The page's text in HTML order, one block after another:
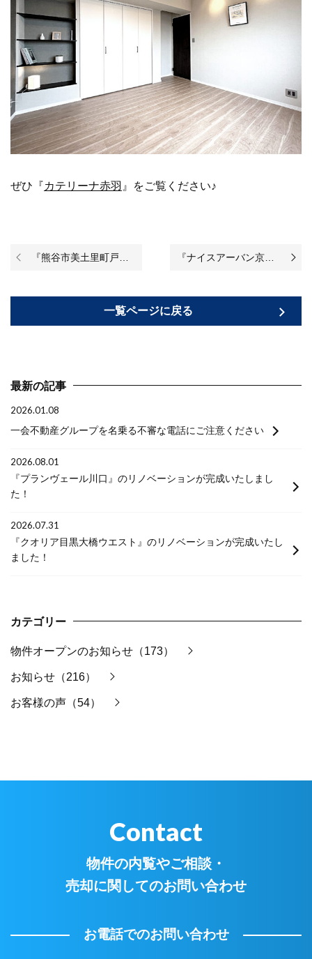
ぜひ『カテリーナ赤羽 』をご覧ください♪
『熊谷市美土里町戸建』のリノベーションが始まりました♪
一覧ページに戻る
『ナイスアーバン京成高砂フロンテージ』のリノベーションが完成いたしました！
最新の記事
2026.01.08
一会不動産グループを名乗る不審な電話にご注意ください
2026.08.01
『プランヴェール川口』のリノベーションが完成いたしまし
た！
2026.07.31
『クオリア目黒大橋ウエスト』のリノベーションが完成いたし
ました！
カテゴリー
物件オープンのお知らせ（173）
お知らせ（216）
お客様の声（54）
Contact
物件の内覧やご相談・
売却に関してのお問い合わせ
お電話でのお問い合わせ